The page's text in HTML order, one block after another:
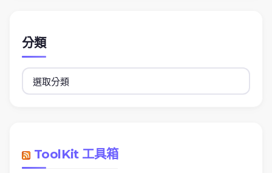
分類
分
類
ToolKit 工具箱